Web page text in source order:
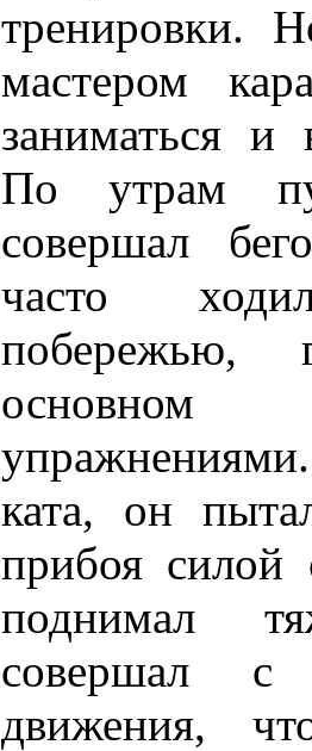
тренировки.
мастером
заниматься и
По утрам
совершал
часто
побережью,
основном
ката, он
прибоя силой
поднимал
совершал с
движения,